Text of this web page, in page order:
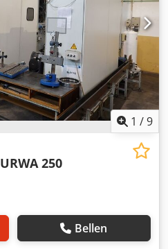
1 /9
URWA 250
Bellen